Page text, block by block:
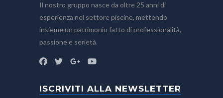
Il nostro gruppo nasce da oltre 25 anni di
esperienza nel settore piscine, mettendo
insieme un patrimonio fatto di professionalità,
passione e serietà.
ISCRIVITI ALLA NEWSLETTER